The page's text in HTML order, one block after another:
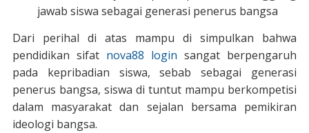
jawab siswa sebagai generasi penerus bangsa
Dari perihal di atas mampu di simpulkan bahwa
pendidikan sifat nova88 login sangat berpengaruh
pada kepribadian siswa, sebab sebagai generasi
penerus bangsa, siswa di tuntut mampu berkompetisi
dalam masyarakat dan sejalan bersama pemikiran
ideologi bangsa.